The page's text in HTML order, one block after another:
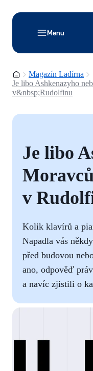
Menu
Domovská stránka
Magazín Ladírna
Je libo Ashkenazyho
v&nbsp;Rudolfinu
Je libo
v
Kolik klavírů a
Napadla vás
před budovou
ano, odpověď
a navíc zjistili o